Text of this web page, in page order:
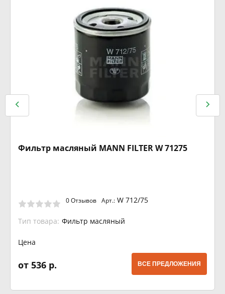
Фильтр масляный MANN FILTER W 71275
0 Отзывов Арт.: W 712/75
Тип товара: Фильтр масляный
Цена
от 536 р. ВСЕ ПРЕДЛОЖЕНИЯ